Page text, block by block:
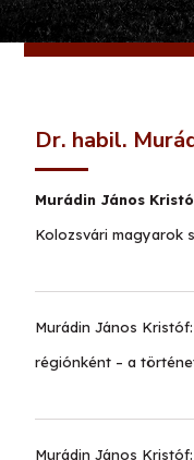
Dr. habil.
Murádin János
Kolozsvári magyarok
Murádin János Kristóf:
régiónként – a
Murádin János Kristóf: